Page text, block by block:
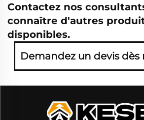
Contactez nos
connaître d'autres
disponibles.
Demandez un devis